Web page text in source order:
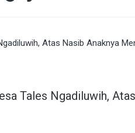
Tales Ngadiluwih,